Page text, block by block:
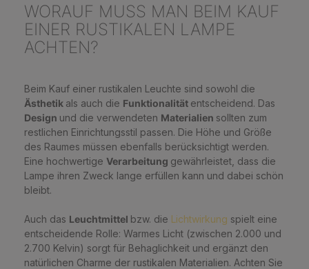
WORAUF MUSS MAN BEIM KAUF
EINER RUSTIKALEN LAMPE
ACHTEN?
Beim Kauf einer rustikalen Leuchte sind sowohl die
Ästhetik als auch die Funktionalität entscheidend. Das
Design und die verwendeten Materialien sollten zum
restlichen Einrichtungsstil passen. Die Höhe und Größe
des Raumes müssen ebenfalls berücksichtigt werden.
Eine hochwertige Verarbeitung gewährleistet, dass die
Lampe ihren Zweck lange erfüllen kann und dabei schön
bleibt.
Auch das Leuchtmittel bzw. die Lichtwirkung spielt eine
entscheidende Rolle: Warmes Licht (zwischen 2.000 und
2.700 Kelvin) sorgt für Behaglichkeit und ergänzt den
natürlichen Charme der rustikalen Materialien. Achten Sie